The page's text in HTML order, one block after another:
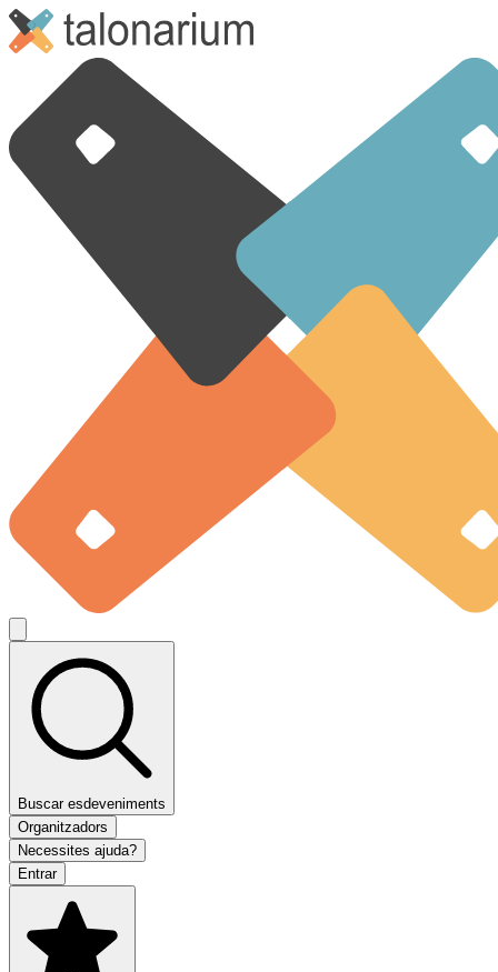
Buscar esdeveniments
Organitzadors
Necessites ajuda?
Entrar